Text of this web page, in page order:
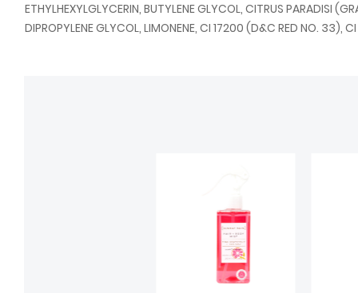
ETHYLHEXYLGLYCERIN, BUTYLENE GLYCOL, CITRUS PARADISI
DIPROPYLENE GLYCOL, LIMONENE, CI 17200 (D&C RED NO. 33),